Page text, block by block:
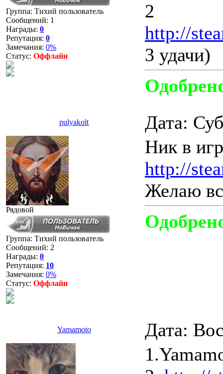
Группа: Тихий пользователь
Сообщений: 1
Награды: 0
Репутация: 0
Замечания: 0%
Статус: Оффлайн
2
http://
3 удачи)
pulyakolt Дата:
Рядовой
Группа: Тихий пользователь
Сообщений: 2
Награды: 0
Репутация: 10
Замечания: 0%
Статус: Оффлайн
Ник в
http://
Желаю
Yamamoto
Дата: